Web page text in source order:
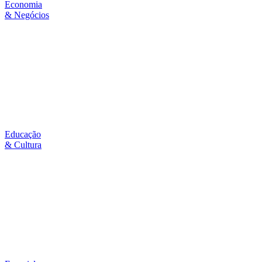
Economia
& Negócios
Educação
& Cultura